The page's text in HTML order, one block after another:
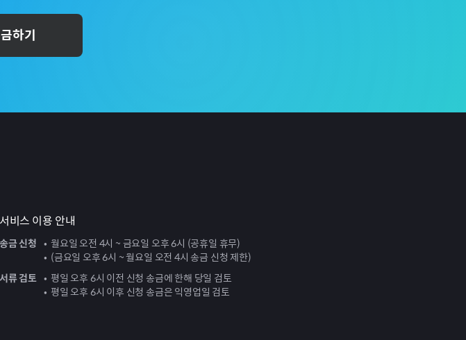
하기
서비스 이용 안내
송금 신청
월요일 오전 4시 ~ 금요일 오후 6시 (공휴일 휴무)
(금요일 오후 6시 ~ 월요일 오전 4시 송금 신청 제한)
서류 검토
평일 오후 6시 이전 신청 송금에 한해 당일 검토
평일 오후 6시 이후 신청 송금은 익영업일 검토